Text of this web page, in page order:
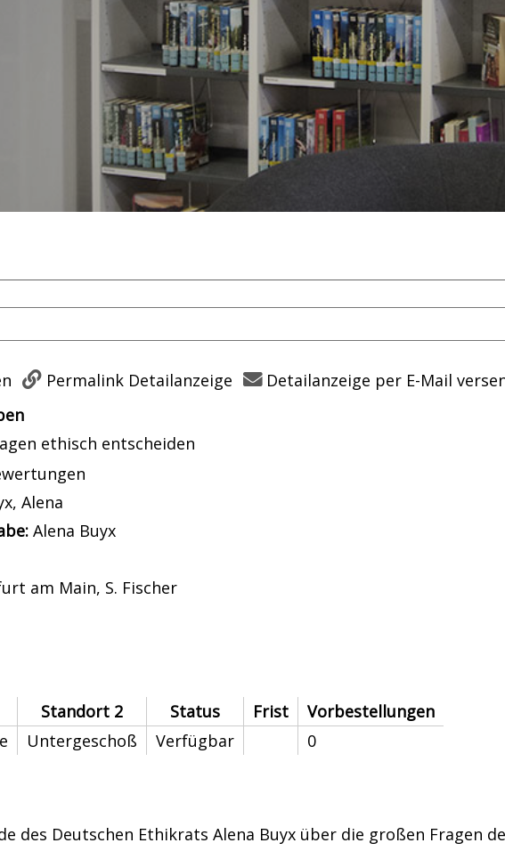
Permalink Detailanzeige
Detailanzeige per E-Mail
geöffnet
ethisch entscheiden
nach diesem Verfasser
Alena
Alena Buyx
am Main, S. Fischer
Standort 2 Status Frist
Vorbestellungen
Untergeschoß Verfügbar 0
des Deutschen Ethikrats Alena Buyx über die großen Fragen